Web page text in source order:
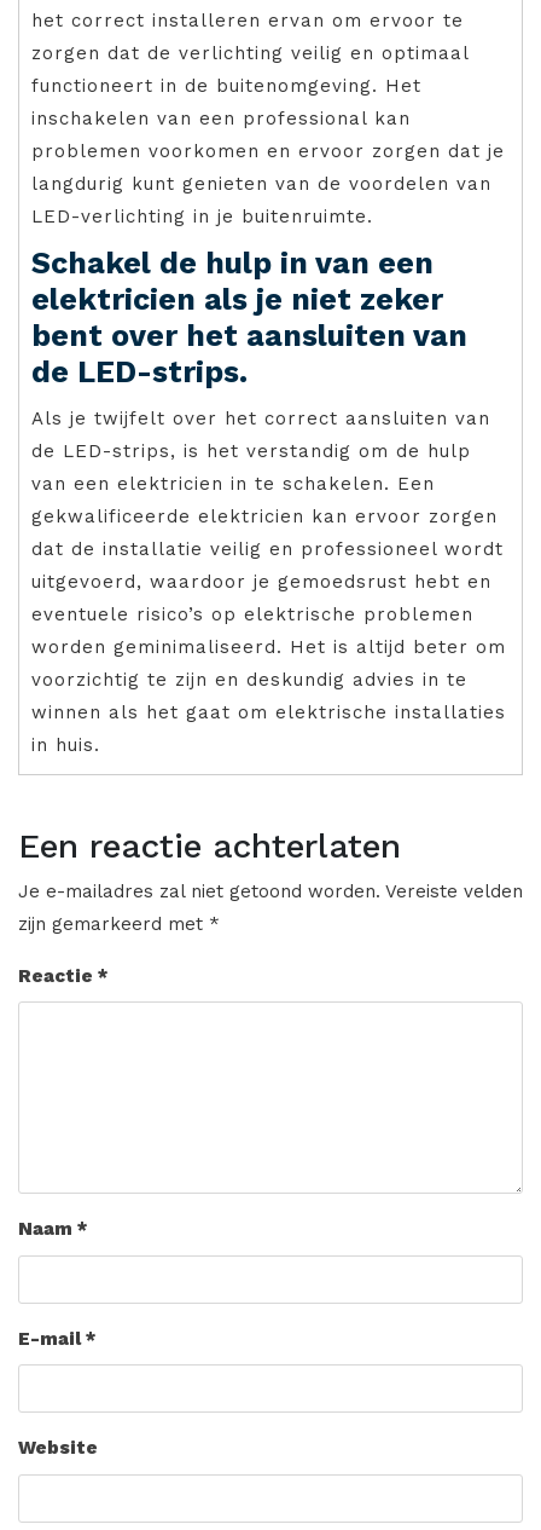
het correct installeren ervan om ervoor te
zorgen dat de verlichting veilig en optimaal
functioneert in de buitenomgeving. Het
inschakelen van een professional kan
problemen voorkomen en ervoor zorgen dat je
langdurig kunt genieten van de voordelen van
LED-verlichting in je buitenruimte.
Schakel de hulp in van een
elektricien als je niet zeker
bent over het aansluiten van
de LED-strips.
Als je twijfelt over het correct aansluiten van
de LED-strips, is het verstandig om de hulp
van een elektricien in te schakelen. Een
gekwalificeerde elektricien kan ervoor zorgen
dat de installatie veilig en professioneel wordt
uitgevoerd, waardoor je gemoedsrust hebt en
eventuele risico’s op elektrische problemen
worden geminimaliseerd. Het is altijd beter om
voorzichtig te zijn en deskundig advies in te
winnen als het gaat om elektrische installaties
in huis.
Een reactie achterlaten
Je e-mailadres zal niet getoond worden. Vereiste velden
zijn gemarkeerd met *
Reactie *
Naam *
E-mail*
Website